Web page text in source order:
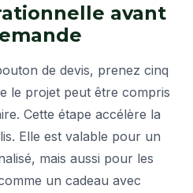
avant
de devis, prenez cinq
le projet peut être compris
Cette étape accélère la
Elle est valable pour un
mais aussi pour les
un cadeau avec